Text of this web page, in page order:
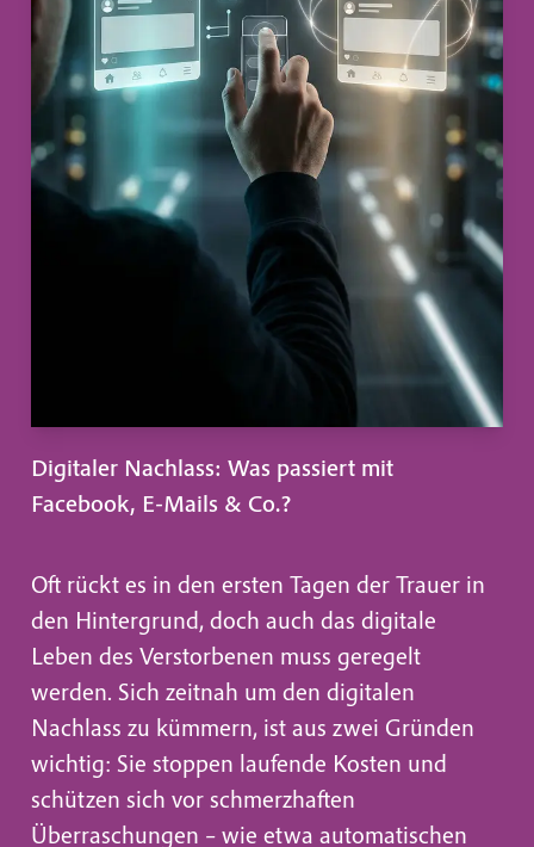
Digitaler Nachlass: Was passiert mit
Facebook, E-Mails & Co.?
Oft rückt es in den ersten Tagen der Trauer in
den Hintergrund, doch auch das digitale
Leben des Verstorbenen muss geregelt
werden. Sich zeitnah um den digitalen
Nachlass zu kümmern, ist aus zwei Gründen
wichtig: Sie stoppen laufende Kosten und
schützen sich vor schmerzhaften
Überraschungen – wie etwa automatischen